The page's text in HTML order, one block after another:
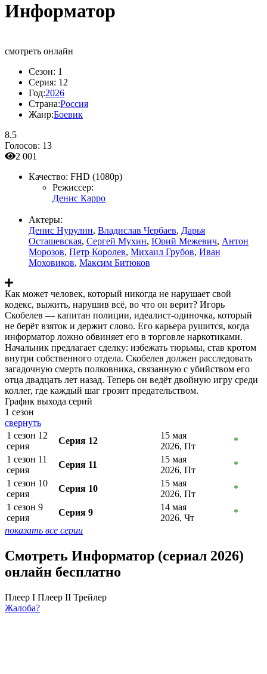
Информатор
смотреть онлайн
Сезон: 1
Серия: 12
Год:2026
Страна:Россия
Жанр:Боевик
8.5
Голосов: 13
2 001
Качество: FHD (1080p)
Режиссер:
Денис Карро
Актеры:
Денис Нурулин, Владислав Чербаев, Дарья
Осташевская, Сергей Мухин, Юрий Межевич, Антон
Морозов, Петр Королев, Михаил Грубов, Иван
Моховиков, Максим Битюков
Как может человек, который никогда не нарушает свой
кодекс, выжить, нарушив всё, во что он верит? Игорь
Скобелев — капитан полиции, идеалист-одиночка, который
не берёт взяток и держит слово. Его карьера рушится, когда
информатор ложно обвиняет его в торговле наркотиками.
Начальник предлагает сделку: избежать тюрьмы, став кротом
внутри собственного отдела. Скобелев должен расследовать
загадочную смерть полковника, связанную с убийством его
отца двадцать лет назад. Теперь он ведёт двойную игру среди
коллег, где каждый шаг грозит предательством.
График выхода серий
1 сезон
свернуть
1 сезон 12
серия
Серия 12
15 мая
2026, Пт
*
1 сезон 11
серия
Серия 11
15 мая
2026, Пт
*
1 сезон 10
серия
Серия 10
15 мая
2026, Пт
*
1 сезон 9
серия
Серия 9
14 мая
2026, Чт
*
показать все серии
Смотреть Информатор (сериал 2026)
онлайн бесплатно
Плеер I Плеер II Трейлер
Жалоба?